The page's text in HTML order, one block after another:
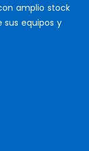
amplio stock
equipos y